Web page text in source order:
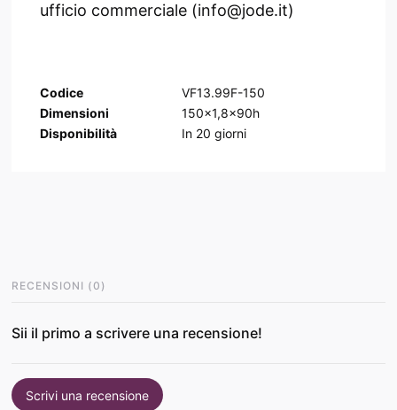
ufficio commerciale (info@jode.it)
Codice
VF13.99F-150
Dimensioni
150x1,8x90h
Disponibilità
In 20 giorni
RECENSIONI (0 )
Sii il primo a scrivere una recensione!
Scrivi una recensione